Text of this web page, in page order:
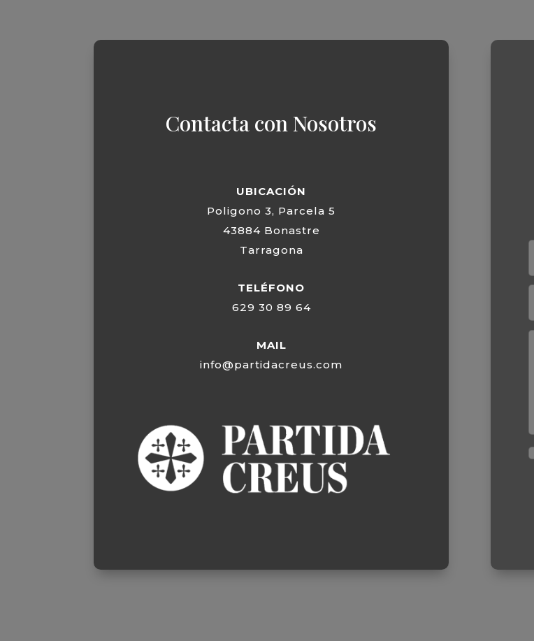
Contacta con Nosotros
UBICACIÓN
Poligono 3, Parcela 5
43884 Bonastre
Tarragona
TELÉFONO
629 30 89 64
MAIL
info@partidacreus.com